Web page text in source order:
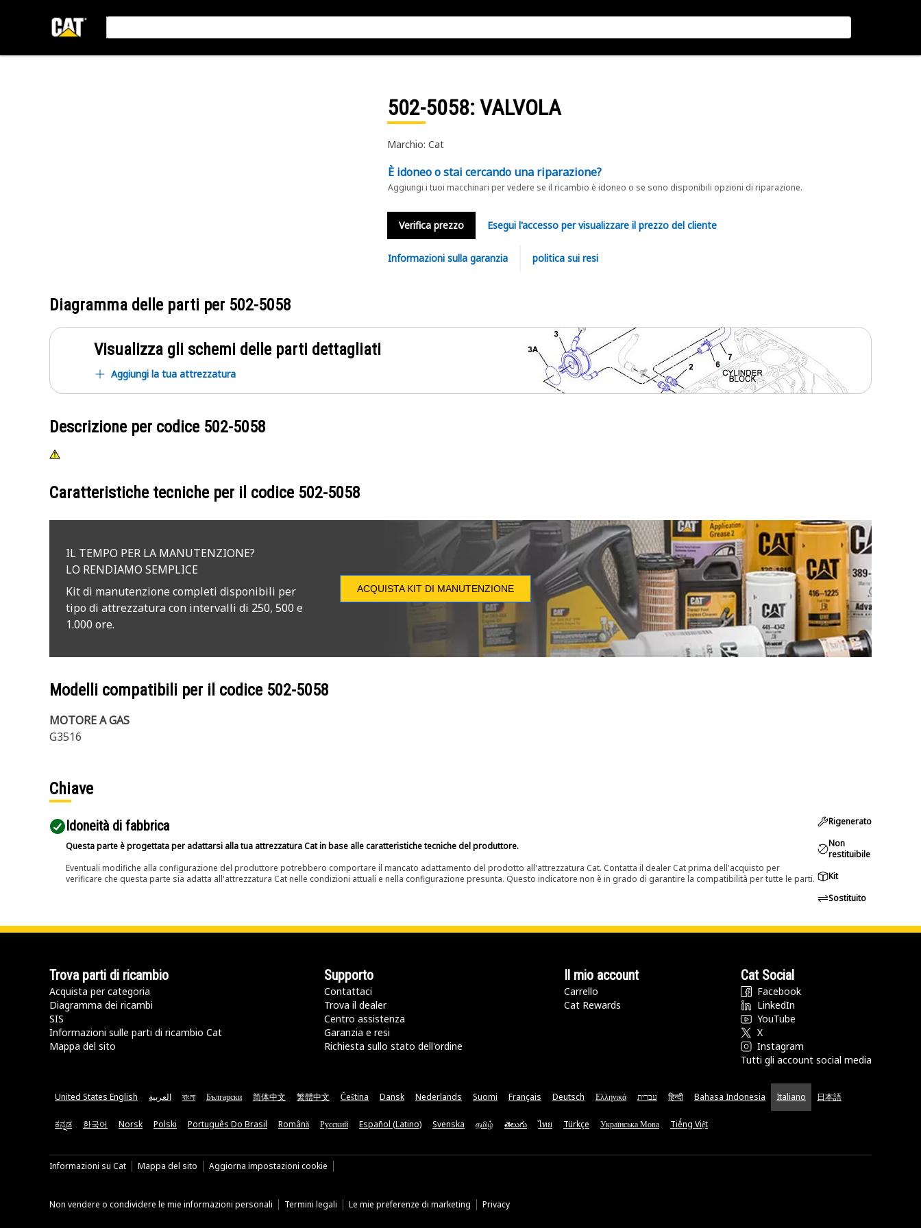
502-5058: VALVOLA
Marchio: Cat
È idoneo o stai cercando una riparazione?
Aggiungi i tuoi macchinari per vedere se il ricambio è idoneo o se sono disponibili opzioni di riparazione.
Verifica prezzo Esegui l'accesso per visualizzare il prezzo del cliente
Informazioni sulla garanzia politica sui resi
Diagramma delle parti per 502-5058
Visualizza gli schemi delle parti dettagliati
Aggiungi la tua attrezzatura
Descrizione per codice 502-5058
Caratteristiche tecniche per il codice 502-5058
IL TEMPO PER LA MANUTENZIONE?
LO RENDIAMO SEMPLICE
Kit di manutenzione completi disponibili per
tipo di attrezzatura con intervalli di 250, 500 e
1.000 ore.
ACQUISTA KIT DI MANUTENZIONE
Modelli compatibili per il codice 502-5058
MOTORE A GAS
G3516
Chiave
Idoneità di fabbrica
Questa parte è progettata per adattarsi alla tua attrezzatura Cat in base alle caratteristiche tecniche del produttore.
Eventuali modifiche alla configurazione del produttore potrebbero comportare il mancato adattamento del prodotto all'attrezzatura Cat. Contatta il dealer Cat prima dell'acquisto per
verificare che questa parte sia adatta all'attrezzatura Cat nelle condizioni attuali e nella configurazione presunta. Questo indicatore non è in grado di garantire la compatibilità per tutte le parti.
Rigenerato
Non
restituibile
Kit
Sostituito
Trova parti di ricambio
Acquista per categoria
Diagramma dei ricambi
SIS
Informazioni sulle parti di ricambio Cat
Mappa del sito
Supporto
Contattaci
Trova il dealer
Centro assistenza
Garanzia e resi
Richiesta sullo stato dell'ordine
Il mio account
Carrello
Cat Rewards
Cat Social
Facebook
LinkedIn
YouTube
X
Instagram
Tutti gli account social media
United States English العربية বাংলা Български 简体中文 繁體中文 Čeština Dansk Nederlands Suomi Français Deutsch Ελληνικά עברית हिन्दी Bahasa Indonesia Italiano 日本語
ಕನ್ನಡ 한국어 Norsk Polski Português Do Brasil Română Русский Español (Latino) Svenska தமிழ் తెలుగు ไทย Türkçe Українська Мова Tiếng Việt
Informazioni su Cat Mappa del sito Aggiorna impostazioni cookie
Non vendere o condividere le mie informazioni personali Termini legali Le mie preferenze di marketing Privacy